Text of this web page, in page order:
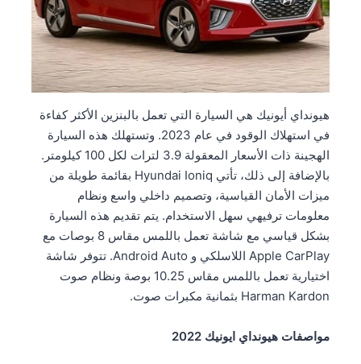
هيونداي أيونيك هي السيارة التي تعمل بالبنزين الأكثر كفاءة
في استهلاك الوقود في عام 2023. وتستهلك هذه السيارة
الهجينة ذات الأسعار المعقولة 3.9 لترات لكل 100 كيلومتر.
بالإضافة إلى ذلك، تأتي Hyundai Ioniq بقائمة طويلة من
ميزات الأمان القياسية، وتصميم داخلي واسع ونظام
معلومات ترفيهي سهل الاستخدام. يتم تقديم هذه السيارة
بشكل قياسي مع شاشة تعمل باللمس مقاس 8 بوصات مع
Apple CarPlay اللاسلكي و Android Auto. تتوفر شاشة
اختيارية تعمل باللمس مقاس 10.25 بوصة ونظام صوت
Harman Kardon بثمانية مكبرات صوت.
مواصفات هيونداي ايونيك 2022